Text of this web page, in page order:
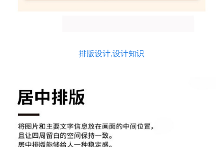
排版设计,设计知识